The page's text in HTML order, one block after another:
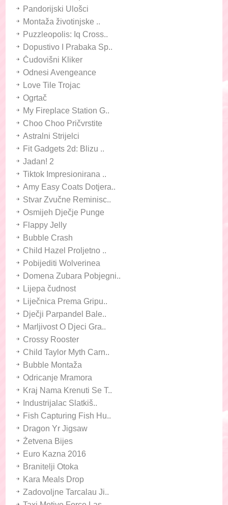
Pandorijski Ulošci
Montaža životinjske ..
Puzzleopolis: Iq Cross..
Dopustivo I Prabaka Sp..
Čudovišni Kliker
Odnesi Avengeance
Love Tile Trojac
Ogrtač
My Fireplace Station G..
Choo Choo Pričvrstite
Astralni Strijelci
Fit Gadgets 2d: Blizu ..
Jadan! 2
Tiktok Impresionirana ..
Amy Easy Coats Dotjera..
Stvar Zvučne Reminisc..
Osmijeh Dječje Punge
Flappy Jelly
Bubble Crash
Child Hazel Proljetno ..
Pobijediti Wolverinea
Domena Zubara Pobjegni..
Lijepa čudnost
Liječnica Prema Gripu..
Dječji Parpandel Bale..
Marljivost O Djeci Gra..
Crossy Rooster
Child Taylor Myth Carn..
Bubble Montaža
Odricanje Mramora
Kraj Nama Krenuti Se T..
Industrijalac Slatkiš..
Fish Capturing Fish Hu..
Dragon Yr Jigsaw
Žetvena Bijes
Euro Kazna 2016
Branitelji Otoka
Kara Meals Drop
Zadovoljne Tarcalau Ji..